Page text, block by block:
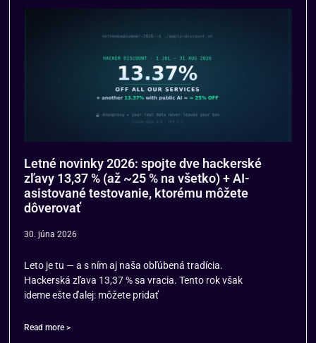
Letné novinky 2026: spojte dve hackerské
zľavy 13,37 % (až ~25 % na všetko) + AI-
asistované testovanie, ktorému môžete
dôverovať
30. júna 2026
Leto je tu — a s ním aj naša obľúbená tradícia.
Hackerská zľava 13,37 % sa vracia. Tento rok však
ideme ešte ďalej: môžete pridať
Read more >